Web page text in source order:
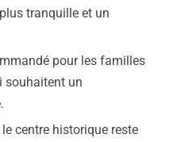
tranquille et un
pour les familles
souhaitent un
le centre historique reste